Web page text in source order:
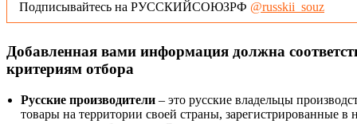
Подписывайтесь на РУССКИЙСОЮЗРФ @russkii_souz
Добавленная вами информация должна
критериям отбора
Русские производители – это русские владельцы
товары на территории своей страны, зарегистрированные